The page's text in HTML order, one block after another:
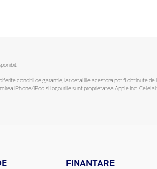
condiții de garanție, iar detaliile acestora pot fi obținute
iPhone/iPod și logourile sunt proprietatea Apple Inc.
FINANTARE